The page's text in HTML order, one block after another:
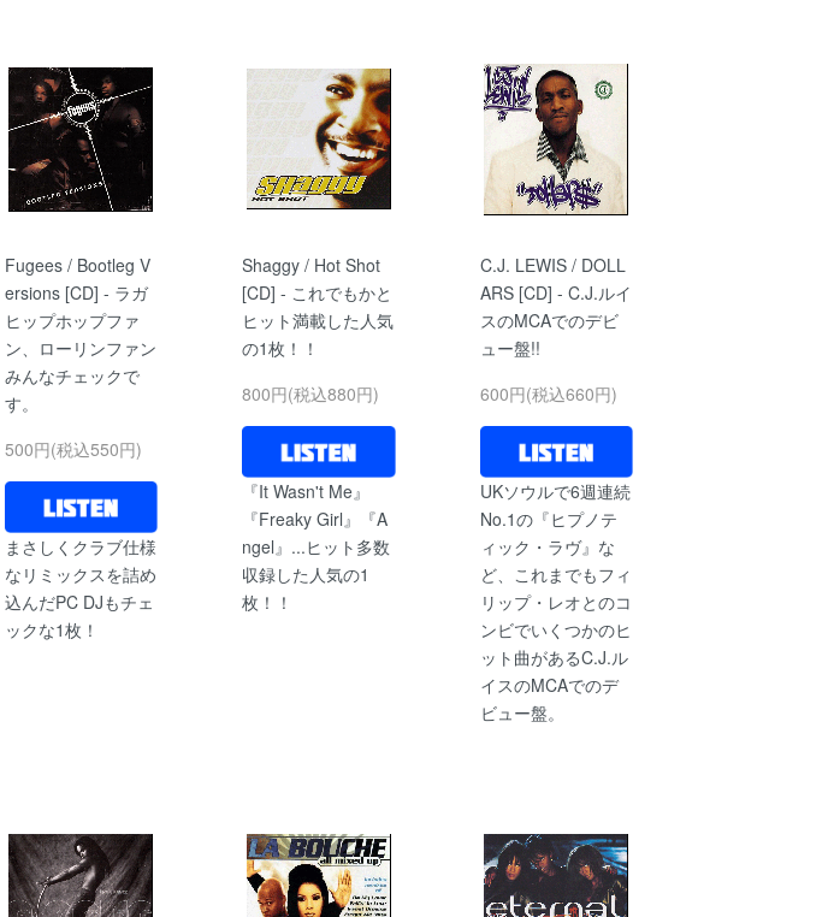
Fugees / Bootleg V
ersions [CD] - ラガ
ヒップホップファ
ン、ローリンファン
みんなチェックで
す。
500円(税込550円)
まさしくクラブ仕様
なリミックスを詰め
込んだPC DJもチェ
ックな1枚！
Shaggy / Hot Shot
[CD] - これでもかと
ヒット満載した人気
の1枚！！
800円(税込880円)
『It Wasn't Me』
『Freaky Girl』『A
ngel』...ヒット多数
収録した人気の1
枚！！
C.J. LEWIS / DOLL
ARS [CD] - C.J.ルイ
スのMCAでのデビ
ュー盤!!
600円(税込660円)
UKソウルで6週連続
No.1の『ヒプノテ
ィック・ラヴ』な
ど、これまでもフィ
リップ・レオとのコ
ンビでいくつかのヒ
ット曲があるC.J.ル
イスのMCAでのデ
ビュー盤。